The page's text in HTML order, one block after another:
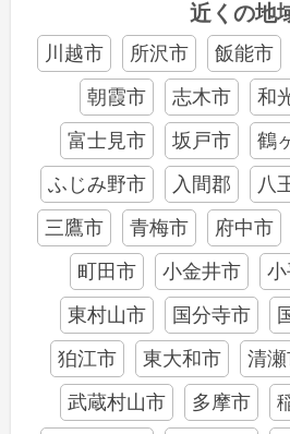
近くの地
川越市 所沢市 飯能市
朝霞市
志木市 和
富士見市
坂戸市 鶴
ふじみ野市
入間郡 八
三鷹市
青梅市 府中市
町田市
小金井市
東村山市
国分寺市
狛江市
東大和市 清
武蔵村山市
多摩市